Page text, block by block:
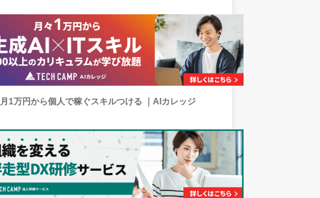
月1万円から個人で稼ぐスキルつける ｜AIカレッジ